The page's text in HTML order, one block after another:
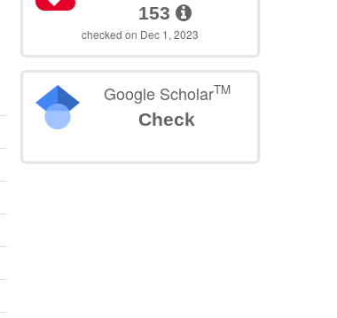
153
checked on Dec 1, 2023
Google ScholarTM
Check